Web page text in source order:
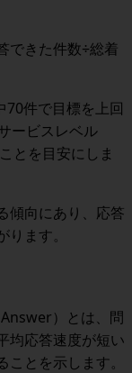
できた件数÷総着
件で目標を上回
ービスレベル
とを目安にしま
傾向にあり、応答
ます。
）とは、問
均応答速度が短い
とを示します。